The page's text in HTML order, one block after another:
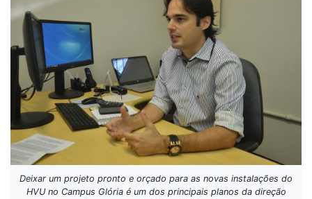
Deixar um projeto pronto e orçado para as novas instalações do
HVU no Campus Glória é um dos principais planos da direção